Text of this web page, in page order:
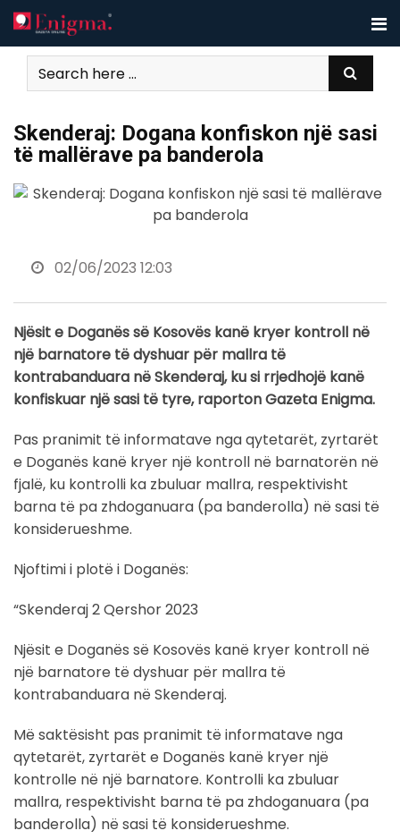
Skip
to
content
Skenderaj: Dogana konfiskon një sasi
të mallërave pa banderola
02/06/2023 12:03
Njësit e Doganës së Kosovës kanë kryer kontroll në
një barnatore të dyshuar për mallra të
kontrabanduara në Skenderaj, ku si rrjedhojë kanë
konfiskuar një sasi të tyre, raporton Gazeta Enigma.
Pas pranimit të informatave nga qytetarët, zyrtarët
e Doganës kanë kryer një kontroll në barnatorën në
fjalë, ku kontrolli ka zbuluar mallra, respektivisht
barna të pa zhdoganuara (pa banderolla) në sasi të
konsiderueshme.
Njoftimi i plotë i Doganës:
“Skenderaj 2 Qershor 2023
Njësit e Doganës së Kosovës kanë kryer kontroll në
një barnatore të dyshuar për mallra të
kontrabanduara në Skenderaj.
Më saktësisht pas pranimit të informatave nga
qytetarët, zyrtarët e Doganës kanë kryer një
kontrolle në një barnatore. Kontrolli ka zbuluar
mallra, respektivisht barna të pa zhdoganuara (pa
banderolla) në sasi të konsiderueshme.